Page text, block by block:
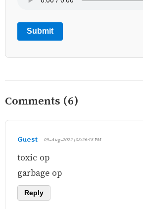
Submit
Comments (6)
Guest 09-Aug-2022 | 03:26:18 PM
toxic op
garbage op
Reply